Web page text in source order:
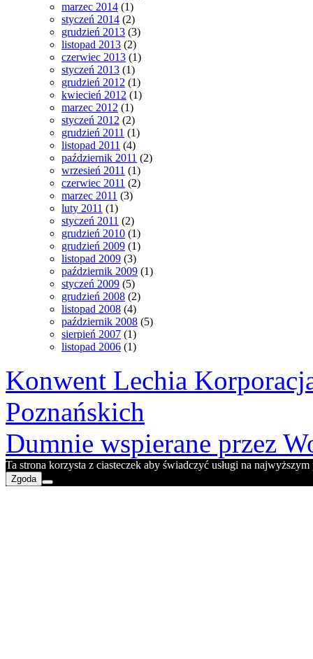
marzec 2014 (1)
styczeń 2014 (2)
grudzień 2013 (3)
listopad 2013 (2)
czerwiec 2013 (1)
styczeń 2013 (1)
grudzień 2012 (1)
kwiecień 2012 (1)
marzec 2012 (1)
styczeń 2012 (2)
grudzień 2011 (1)
listopad 2011 (4)
październik 2011 (2)
wrzesień 2011 (1)
czerwiec 2011 (2)
marzec 2011 (3)
luty 2011 (1)
styczeń 2011 (2)
grudzień 2010 (1)
grudzień 2009 (1)
listopad 2009 (3)
październik 2009 (1)
styczeń 2009 (5)
grudzień 2008 (2)
listopad 2008 (4)
październik 2008 (5)
sierpień 2007 (1)
listopad 2006 (1)
Konwent Lechia
Poznańskich
Dumnie wspierane przez
Ta strona korzysta z ciasteczek aby świadczyć usługi na
Zgoda